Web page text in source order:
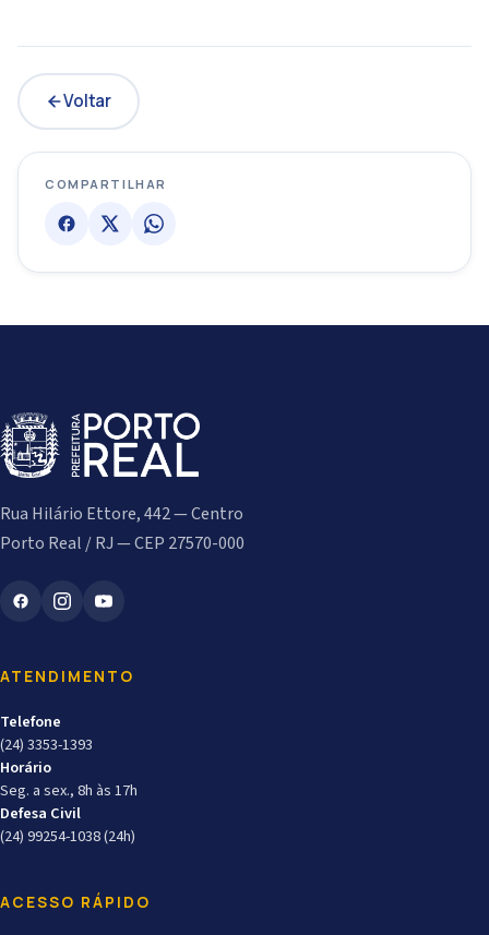
Voltar
COMPARTILHAR
Rua Hilário Ettore, 442 — Centro
Porto Real / RJ — CEP 27570-000
ATENDIMENTO
Telefone
(24) 3353-1393
Horário
Seg. a sex., 8h às 17h
Defesa Civil
(24) 99254-1038 (24h)
ACESSO RÁPIDO